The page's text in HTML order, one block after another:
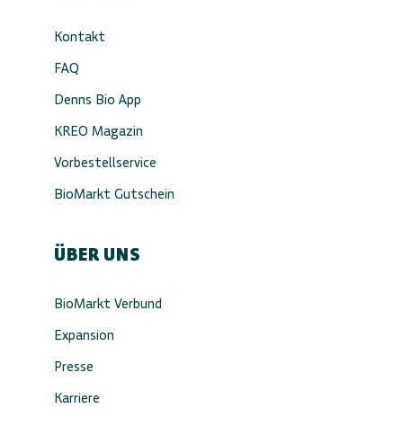
Kontakt
FAQ
Denns Bio App
KREO Magazin
Vorbestellservice
BioMarkt Gutschein
ÜBER UNS
BioMarkt Verbund
Expansion
Presse
Karriere